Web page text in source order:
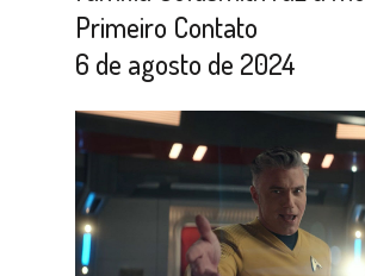
Primeiro Contato
6 de agosto de 2024